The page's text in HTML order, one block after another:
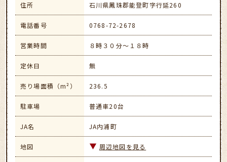
住所 石川県鳳珠郡能登町字行延260
電話番号 0768-72-2678
営業時間 ８時３０分～１８時
定休日 無
売り場面積（m²） 236.5
駐車場 普通車20台
JA名 JA内浦町
地図 周辺地図を見る